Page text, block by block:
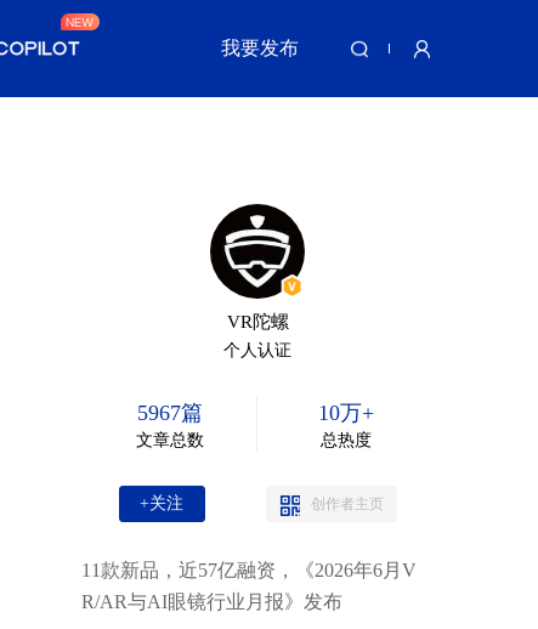
我要发布
VR陀螺
个人认证
5967篇
文章总数
10万+
总热度
+关注 创作者主页
11款新品，近57亿融资，《2026年6月V
R/AR与AI眼镜行业月报》发布